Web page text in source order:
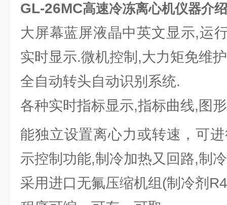
GL-26MC高速冷冻离心机仪器介
大屏幕蓝屏液晶中英文显示,运
实时显示.微机控制,大力矩免维
全自动转头自动识别系统.
各种实时指标显示,指标曲线,图
能独立设置离心力或转速，可
示控制功能,制冷加热又回路,制
采用进口无氟压缩机组(制冷剂